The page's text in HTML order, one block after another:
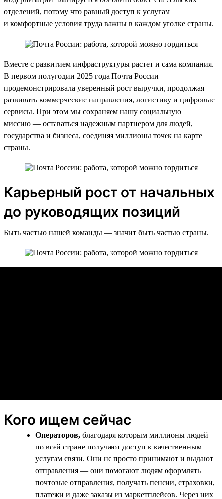
отделений, потому что равный доступ к услугам
и комфортные условия труда важны в каждом уголке страны.
Вместе с развитием инфраструктуры растет и сама компания.
В первом полугодии 2025 года Почта России
продемонстрировала уверенный рост выручки, продолжая
развивать коммерческие направления, логистику и цифровые
сервисы. При этом мы сохраняем нашу социальную
миссию — оставаться надежным партнером для людей,
государства и бизнеса, соединяя миллионы точек на карте
страны.
Карьерный рост от начальных
до руководящих позиций
Быть частью нашей команды — значит быть частью страны.
Кого ищем сейчас
Операторов, благодаря которым миллионы людей
по всей стране получают доступ к качественным
услугам связи. Они не просто принимают и выдают
отправления — они помогают людям оформлять
почтовые отправления, получать пенсии, страховки,
платежи и даже заказы из маркетплейсов. Через них